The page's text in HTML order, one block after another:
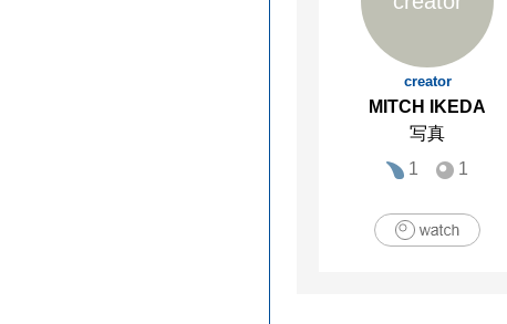
creator
MITCH IKEDA
写真
1
1